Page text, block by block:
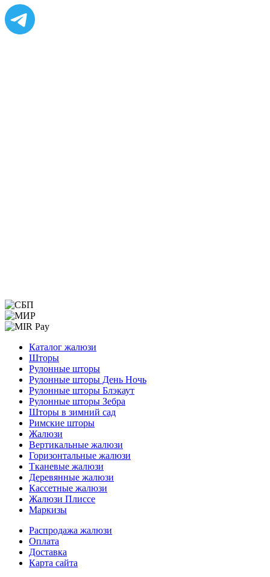
МенюКаталог жалюзи
Шторы
Рулонные шторы
Рулонные шторы День Ночь
Рулонные шторы Блэкаут
Рулонные шторы Зебра
Шторы в зимний сад
Римские шторы
Жалюзи
Вертикальные жалюзи
Горизонтальные жалюзи
Тканевые жалюзи
Деревянные жалюзи
Кассетные жалюзи
Жалюзи Плиссе
Маркизы
МенюРаспродажа жалюзи
Оплата
Доставка
Карта сайта